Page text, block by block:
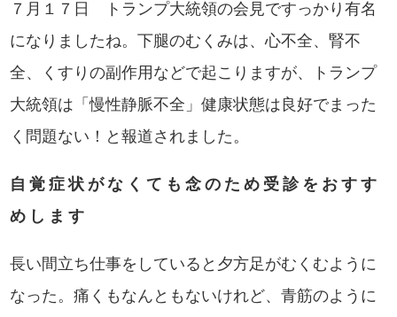
７月１７日 トランプ大統領の会見ですっかり有名
になりましたね。下腿のむくみは、心不全、腎不
全、くすりの副作用などで起こりますが、トランプ
大統領は「慢性静脈不全」健康状態は良好でまった
く問題ない！と報道されました。
自覚症状がなくても念のため受診をおすす
めします
長い間立ち仕事をしていると夕方足がむくむように
なった。痛くもなんともないけれど、青筋のように